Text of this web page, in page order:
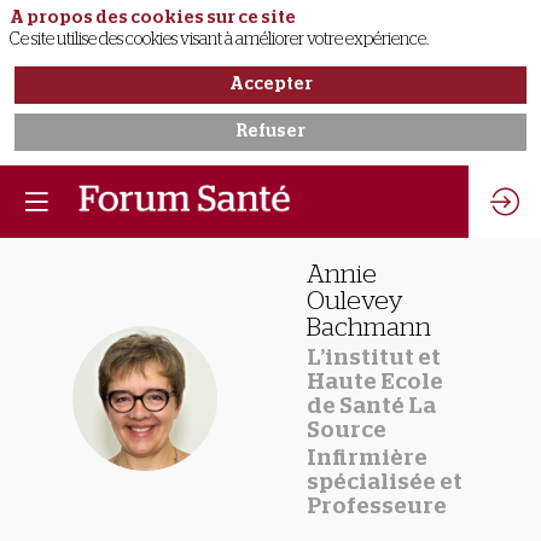
AOB
Annie
Oulevey
Bachmann
L’institut et
Haute Ecole
de Santé La
Source
Infirmière
spécialisée et
Professeure
A propos des cookies sur ce site
Ce site utilise des cookies visant à améliorer votre expérience.
Accepter
Refuser